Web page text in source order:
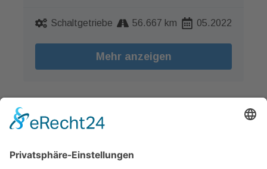
Schaltgetriebe 56.667 km 05.2022
Mehr anzeigen
1